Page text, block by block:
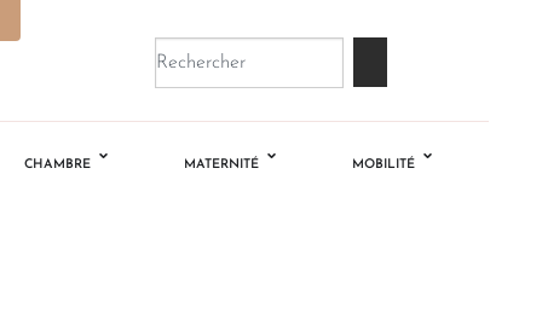
CHAMBRE MATERNITÉ MOBILITÉ